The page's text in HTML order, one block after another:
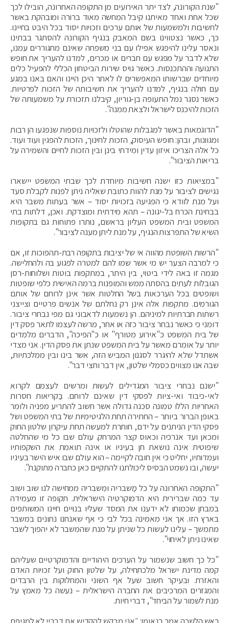
"שנת הקורונה, לצד יתר האירועים מן התקופה האחרונה, הובילו לכך
שכל אחת ואחד מאיתנו קיבל המחשה מאוד ברורה ומובהקת באשר
לחשיבות ולמשמעות של אותם ערכים וזכויות יסוד בכל היבט בחיינו.
כך, כאשר נצטווינו בשם המאבק בנגיף הקורונה להסתגר בבתינו
ונאסר עלינו להיפגש אפילו עם בני משפחה שאינם מתגוררים עמנו,
שלא לדבר על מפגש עם חברים או מכרים, למדנו להעריך את חופש
התנועה וההתכנסות. כאשר גויס שירות הביטחון הכללי להפעיל כלים
מיוחדים שברשותו המאפשרים לו לאתר היכן היינו והאם באנו במגע
עם חולה בנגיף, למדנו להעריך את חשיבותה של הזכות לפרטיות.
כאשר נסגר נמל התעופה בן-גוריון, קיבלנו תזכורת על משמעותה של
הזכות להיכנס לישראל ולצאת ממנה".
"הדוגמאות באשר למגבלות שהוטלו ולזכויות נוספות שנפגעו הן רבות
ומגוונות, ובהן: חופש העיסוק, הזכות לחינוך, הזכות להפגין ועוד ועוד.
כל אלה הצריכו איזון עדין ומידתי בינן ובין הזכות לחיים והשמירה על
בריאות הציבור".
"במציאות כזו ישנה חשיבות מיוחדת לכך שבתי המשפט יישארו
נגישים לציבור על מנת להוות כתובת שאליה ניתן לפנות לקבלת סעד
ועל מנת לוודא כי הפגיעה בזכויות יסוד – אשר בעתות משבר היא
בבחינת הכרח בל-יגונה – תהא מידתית ומוצדקת. ואכן, דלתות בתי
המשפט ובית המשפט העליון בראשם, נותרו פתוחות גם בתקופות
השיא של התפרצות הנגיף, על מנת ליתן מענה לציבור".
"הרשות השופטת מהווה אי של יציבות בתקופה רבת-תהפוכות זו, אם
כי למרבה הצער יש מי אשר שמו להם למטרה לפגוע בה ולהחלישה.
מגמה זו באה לידי ביטוי, בין היתר, במתקפות בוטות ושלוחות-רסן
הגובלות לעתים בהסתה ממש והמופנות ברמה האישית כלפי שופטות
ושופטים בכל הערכאות בשל החלטות אשר אינן לרוחם של אותם
הגורמים. מתקפות אלה אינן רק נחלתם של אנשים פרטיים וצייצני
רשתות חברתיות למיניהם. הן נשמעות לדאבוני גם מפי נבחרי ציבור.
דומני כי כאשר נבחר ציבור כזה או אחר, מרשה לעצמו לתאר פסק דין
של בית המשפט כ"אירוע מטורף" או כ"הפיכה", הדברים מלמדים
יותר על אומרם מאשר על בית המשפט שנתן את פסק הדין. אני מצדי
אשתדל שלא להיגרר לסגנון המביש הזה, אשר בינו ובין ממלכתיות,
שבה אנו מצווים כסמלי שלטון, אין דבר וחצי דבר".
"ישנם נבחרי ציבור המגדילים לעשות ומרשים לעצמם לקרוא
לאי-כיבוד ואי-ציות לפסקי דין שאינם לרוחם. בַּקריאות חסרות
האחריות הללו טמונה סכנה גדולה אשר חשוב להתריע מפניה ולומר
באופן הברור ביותר – החתירה תחת הלגיטימיות של בתי המשפט ושל
פסקי הדין הניתנים על ידם, חותרת למעשה תחת עיקרון שלטון החוק
ומכאן ועד אנרכיה וכאוס קצר המרחק. עולם שבו כל מי שהחלטה
שיפוטית אינה נושאת חן בעיניו או אינה תואמת את השקפותיו
ועמדותיו, יחליט כי אין חובה לקיימה – הוא עולם שבו איש הישר בעיניו
יעשה, ובו נשמט הבסיס ליכולתנו להתקיים כאן כחברה מתוקנת".
"התקופה האחרונה על כל מַשבריה ומִשבריה ממחישה לנו שוב ושוב
עד כמה שברירית היא הדמוקרטיה הישראלית. תקופה זו מעמידה
במבחן שכמותו לא ידענו את המסד שעליו בנויים חיינו המשותפים
בארץ הזו. אך אני מאמינה בכל לבי כי אף שאנחנו נתונים במשבר
מתמשך – עלינו לעשות כל שניתן על מנת שהמשבר לא יהפוך לשבר
שאינו ניתן לאיחוי".
"כל כך חשוב שנשמור על הערכים היהודיים והדמוקרטיים שעליהם
קמה מדינת ישראל מלכתחילה, על שלטון החוק ועל זכויות האדם
והאזרח. ובעיקר חשוב שעל אף השוני והמחלוקות בין הרבדים
והמגזרים המרכיבים את החברה הישראלית – נעשה כל מאמץ על
מנת לשמור על הביחד", דברי חיות.
ראש הלשכה אמר בנאומו: ״אני מבקש להקדיש את דבריי לא למגיפת